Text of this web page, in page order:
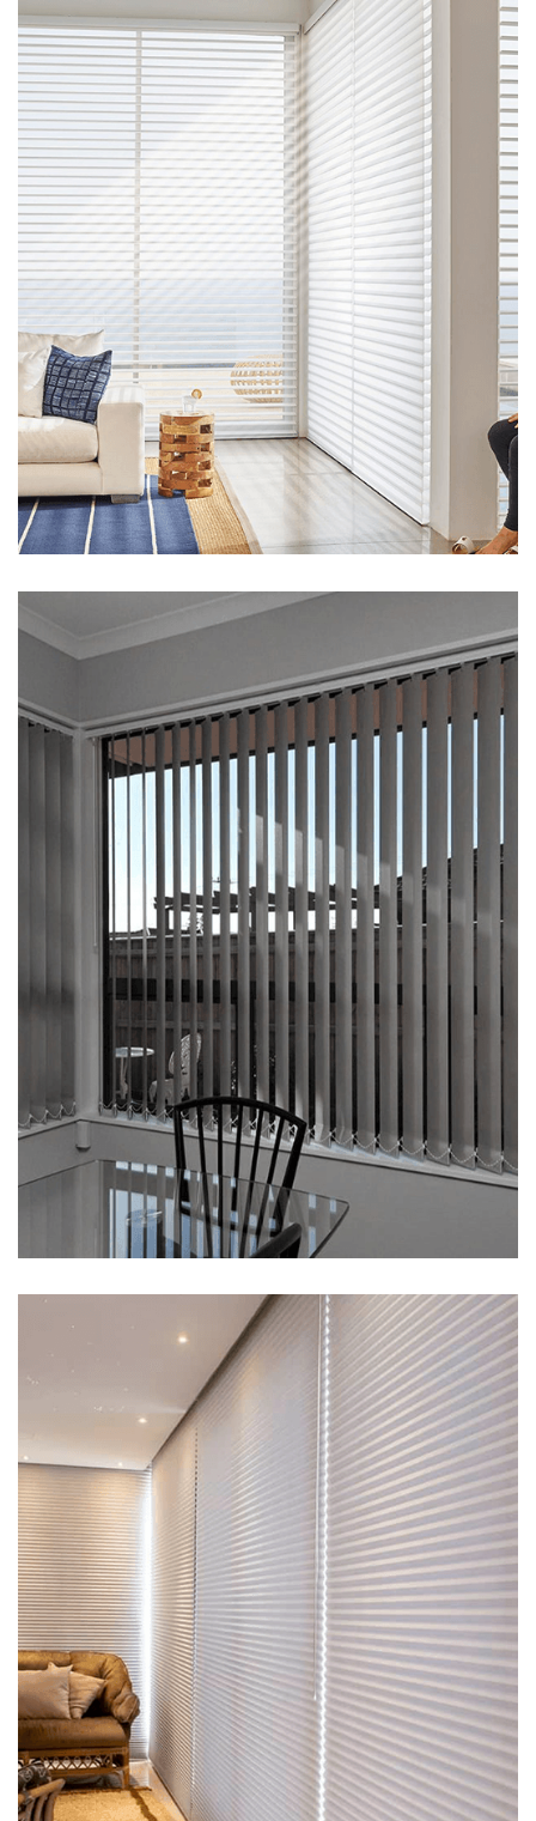
Persiana Nuance
Persiana NuanceAgregando charme e leveza ao seu ambiente, a
Nuance proporciona um ar contemporâneo e um primor sem
igual. Esse modelo de persiana possui lâminas de tecidos que
são suspensas entre duas telas translúcidas que associam
transparência ao controle de privacidade, favorecendo com
muita suavidade a entrada de luz. Essa combinação alia a
praticidade da persiana à beleza do tecido, resultando em uma
persiana funcional que leva requinte para o seu ambiente seja ele
residencial ou profissional. Para ver o quão elegante são os
tecidos e acabamentos que essa persiana traz, agende agora
com o especialista sua visita. Solicitar um…
Persiana Vertical
Persiana VerticalPrática e estilosa, as persianas verticais
combinam em qualquer cômodo da casa ou do escritório. Estão
disponíveis em uma variedade de tecidos e cores para atender a
uma ampla variedade de ambientes e estilos de interiores. Como
as persianas verticais são feitas de lâminas individuais, é possível
fazer peças com até 5 metros de largura cada peça. Por isso,
essas persianas são ideais para grandes janelas ou portas de
sacadas quando são grandes demais para acomodar outros
tipos de persianas. As persianas verticais proporcionam a você
uma ótima privacidade enquanto filtra suavemente a luz em sua
casa. Portanto, se…
Cortina Celular
Cortina CelularDesigns lindos com recursos inovadores é o que
define esse tipo de Cortina. Em tecido 100% poliéster, possui
proteção contra 99% dos raios U.V. e retenção de 67% do calor (o
que significa economia na conta de luz por evitar ligar tanto
aquecedores). Ainda conta com tratamento antiestático que inibe
a penetração de poeira. Você sabia que até 20% do calor total
perdido em sua casa é através de suas janelas? No entanto, a
maioria das pessoas não tomam medidas para fornecer um
isolamento eficaz quanto a isso. A boa notícia é que melhorar as
propriedades de isolamento de…